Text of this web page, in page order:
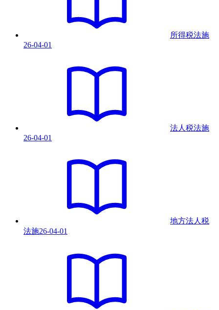
所得税法施
26-04-01
法人税法施
26-04-01
地方法人税
法施26-04-01